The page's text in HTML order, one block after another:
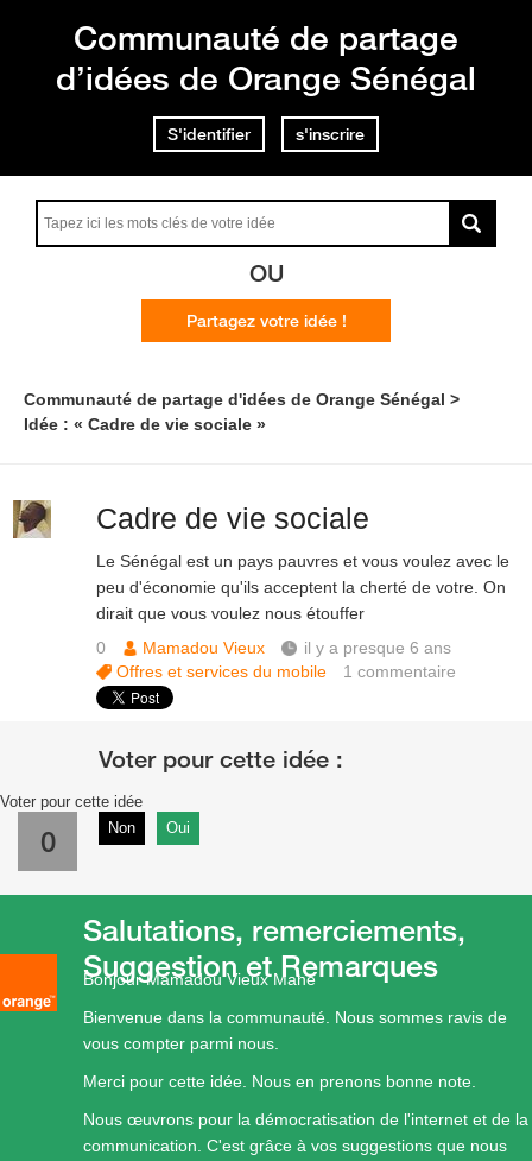
Communauté de partage
d’idées de Orange Sénégal
S'identifier s'inscrire
OU
Partagez votre idée !
Communauté de partage d'idées de Orange Sénégal
Idée : « Cadre de vie sociale »
Cadre de vie sociale
Le Sénégal est un pays pauvres et vous voulez avec le
peu d'économie qu'ils acceptent la cherté de votre. On
dirait que vous voulez nous étouffer
0
Mamadou Vieux
il y a presque 6 ans
Offres et services du mobile
1commentaire
Voter pour cette idée
0 Non Oui
Bonjour Mamadou Vieux Mane
Bienvenue dans la communauté. Nous sommes ravis de
vous compter parmi nous.
Merci pour cette idée. Nous en prenons bonne note.
Nous œuvrons pour la démocratisation de l'internet et de la
communication. C'est grâce à vos suggestions que nous
Salutations, remerciements,
Suggestion et Remarques